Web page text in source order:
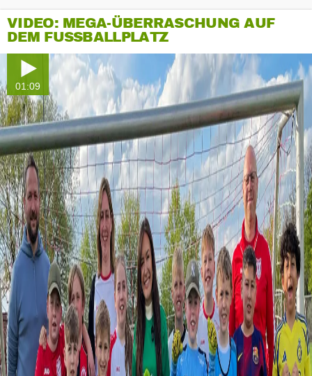
VIDEO: MEGA-ÜBERRASCHUNG AUF
DEM FUSSBALLPLATZ
01:09